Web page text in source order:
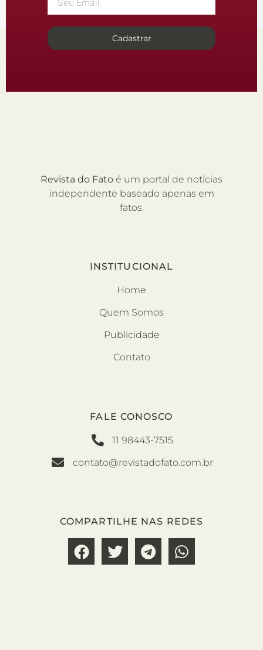
Cadastrar
Revista do Fato é um portal de notícias
independente baseado apenas em
fatos.
INSTITUCIONAL
Home
Quem Somos
Publicidade
Contato
FALE CONOSCO
11 98443-7515
contato@revistadofato.com.br
COMPARTILHE NAS REDES